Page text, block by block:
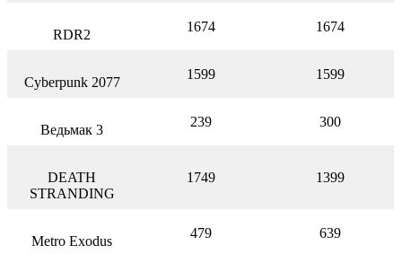
RDR2
1674 1674
Cyberpunk 2077
1599 1599
Ведьмак 3
239 300
DEATH
STRANDING
1749 1399
Metro Exodus
479 639